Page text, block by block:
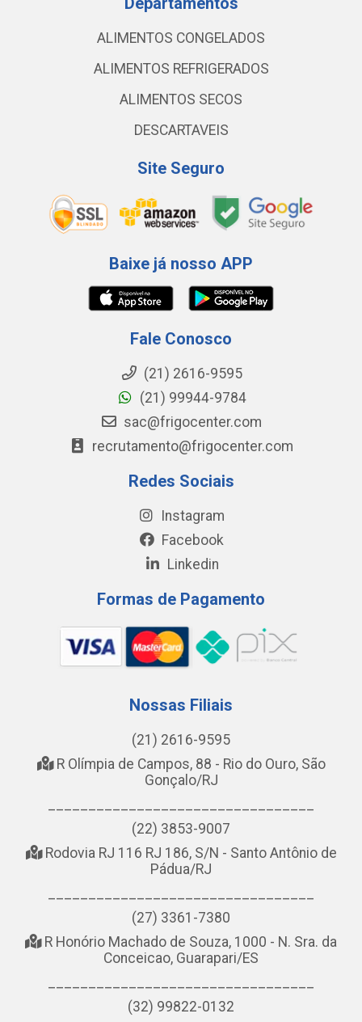
ALIMENTOS CONGELADOS
ALIMENTOS REFRIGERADOS
ALIMENTOS SECOS
DESCARTAVEIS
Site Seguro
Baixe já nosso APP
Fale Conosco
(21) 2616-9595
(21) 99944-9784
sac@frigocenter.com
recrutamento@frigocenter.com
Redes Sociais
Instagram
Facebook
Linkedin
Formas de Pagamento
Nossas Filiais
(21) 2616-9595
R Olímpia de Campos, 88 - Rio do Ouro, São
Gonçalo/RJ
(22) 3853-9007
Rodovia RJ 116 RJ 186, S/N - Santo Antônio de
Pádua/RJ
(27) 3361-7380
R Honório Machado de Souza, 1000 - N. Sra. da
Conceicao, Guarapari/ES
(32) 99822-0132